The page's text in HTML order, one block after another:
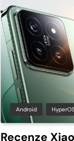
Android
Recenze